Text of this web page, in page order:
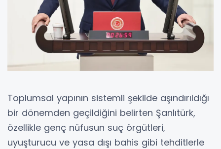
Toplumsal yapının sistemli şekilde aşındırıldığı
bir dönemden geçildiğini belirten Şanlıtürk,
özellikle genç nüfusun suç örgütleri,
uyuşturucu ve yasa dışı bahis gibi tehditlerle